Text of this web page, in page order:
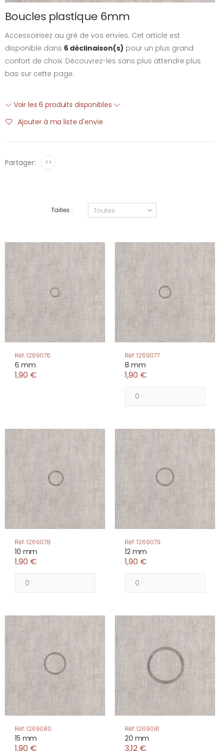
Boucles plastique 6mm
Accessoirisez au gré de vos envies. Cet article est
disponible dans 6 déclinaison(s) pour un plus grand
confort de choix. Découvrez-les sans plus attendre plus
bas sur cette page.
Voir les 6 produits disponibles
Ajouter à ma liste d'envie
Partager: <>
Tailles :
Réf: 1269076
6 mm
1,90 €
Réf: 1269077
8 mm
1,90 €
Réf: 1269078
10 mm
1,90 €
Réf: 1269079
12 mm
1,90 €
Réf: 1269080
15 mm
1,90 €
Réf: 1269081
20 mm
3,12 €